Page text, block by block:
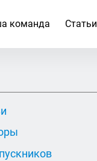
команда Статьи